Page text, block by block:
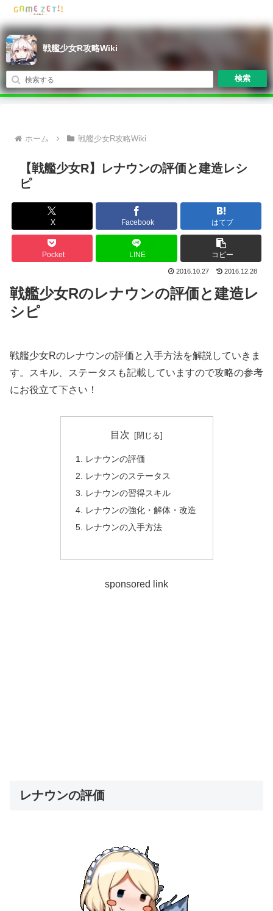
戦艦少女R攻略Wiki
検索
ホーム 戦艦少女R攻略Wiki
【戦艦少女R】レナウンの評価と建造レシ
ピ
X Facebook はてブ
Pocket LINE コピー
2016.10.27 2016.12.28
戦艦少女Rのレナウンの評価と建造レ
シピ
戦艦少女Rのレナウンの評価と入手方法を解説していきま
す。スキル、ステータスも記載していますので攻略の参考
にお役立て下さい！
目次
レナウンの評価
レナウンのステータス
レナウンの習得スキル
レナウンの強化・解体・改造
レナウンの入手方法
sponsored link
レナウンの評価